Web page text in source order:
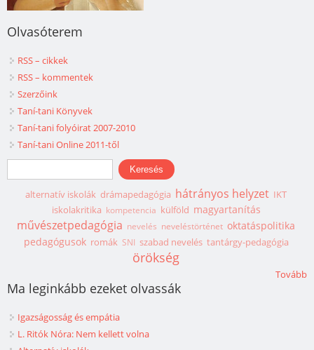
Olvasóterem
RSS – cikkek
RSS – kommentek
Szerzőink
Taní-tani Könyvek
Taní-tani folyóirat 2007-2010
Taní-tani Online 2011-től
Keresés űrlap
Keresés
alternatív iskolák drámapedagógia hátrányos helyzet IKT
iskolakritika kompetencia külföld magyartanítás
művészetpedagógia nevelés neveléstörténet oktatáspolitika
pedagógusok romák SNI szabad nevelés tantárgy-pedagógia
örökség
Tovább
Ma leginkább ezeket olvassák
Igazságosság és empátia
L. Ritók Nóra: Nem kellett volna